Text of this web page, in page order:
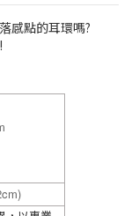
感點的耳環嗎?